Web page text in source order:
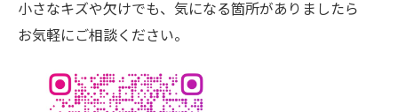
小さなキズや欠けでも、気になる箇所がありましたら
お気軽にご相談ください。